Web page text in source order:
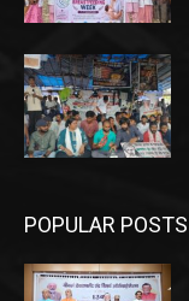
POPULAR POSTS